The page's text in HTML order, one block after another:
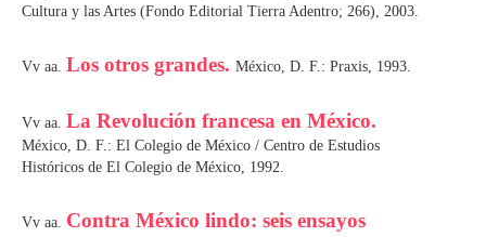
Cultura y las Artes (Fondo Editorial Tierra Adentro; 266), 2003.
Vv aa. Los otros grandes. México, D. F.: Praxis, 1993.
Vv aa. La Revolución francesa en México.
México, D. F.: El Colegio de México / Centro de Estudios
Históricos de El Colegio de México, 1992.
Vv aa. Contra México lindo: seis ensayos